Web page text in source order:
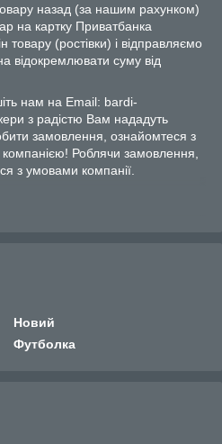
назад (за нашим рахунком)
на картку Приватбанка
(ростівки) і відправляємо
відокремлювати суму від
нам на Email: bardi-
з радістю Вам нададуть
замовлення, ознайомтеся з
Роблячи замовлення,
з умовами компанії.
Новий
Футболка